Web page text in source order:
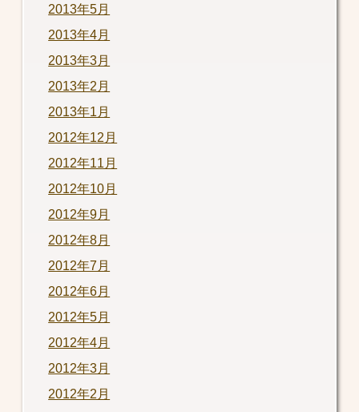
2013年5月
2013年4月
2013年3月
2013年2月
2013年1月
2012年12月
2012年11月
2012年10月
2012年9月
2012年8月
2012年7月
2012年6月
2012年5月
2012年4月
2012年3月
2012年2月